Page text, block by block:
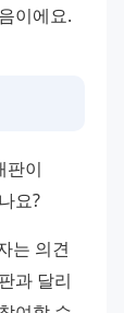
이에요.
판이
요?
는 의견
과 달리